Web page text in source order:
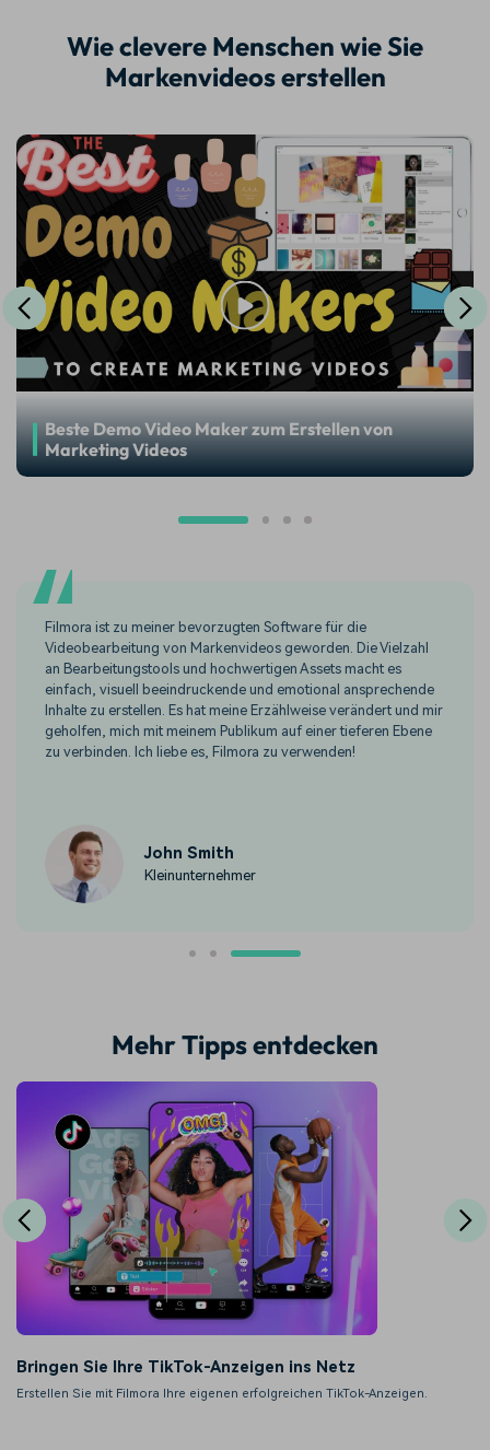
Wie clevere Menschen wie Sie
Markenvideos erstellen
Beste Demo Video Maker zum Erstellen von
Marketing Videos
Filmora ist zu meiner bevorzugten Software für die
Videobearbeitung von Markenvideos geworden. Die Vielzahl
an Bearbeitungstools und hochwertigen Assets macht es
einfach, visuell beeindruckende und emotional ansprechende
Inhalte zu erstellen. Es hat meine Erzählweise verändert und mir
geholfen, mich mit meinem Publikum auf einer tieferen Ebene
zu verbinden. Ich liebe es, Filmora zu verwenden!
John Smith
Kleinunternehmer
Mehr Tipps entdecken
Bringen Sie Ihre TikTok-Anzeigen ins Netz
Erstellen Sie mit Filmora Ihre eigenen erfolgreichen TikTok-Anzeigen.